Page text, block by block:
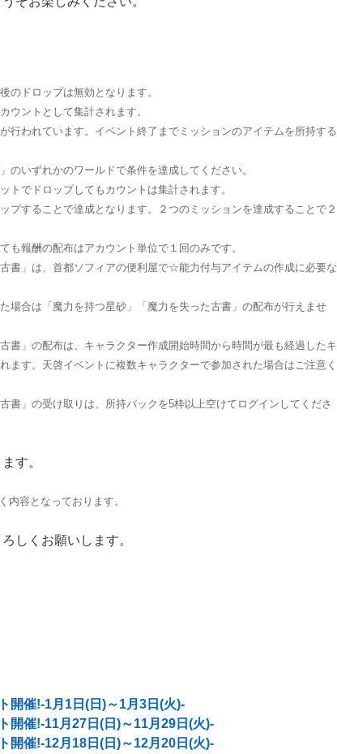
のドロップは無効となります。
ウントとして集計されます。
行われています。イベント終了までミッションのアイテムを所持する
いずれかのワールドで条件を達成してください。
でドロップしてもカウントは集計されます。
プすることで達成となります。２つのミッションを達成することで２
報酬の配布はアカウント単位で１回のみです。
書」は、首都ソフィアの便利屋で☆能力付与アイテムの作成に必要な
場合は「魔力を持つ星砂」「魔力を失った古書」の配布が行えませ
書」の配布は、キャラクター作成開始時間から時間が最も経過したキ
ます。天啓イベントに複数キャラクターで参加された場合はご注意く
書」の受け取りは、所持バックを5枠以上空けてログインしてくださ
す。
容となっております。
しくお願いします。
開催!-1月1日(日)～1月3日(火)-
開催!-11月27日(日)～11月29日(火)-
開催!-12月18日(日)～12月20日(火)-